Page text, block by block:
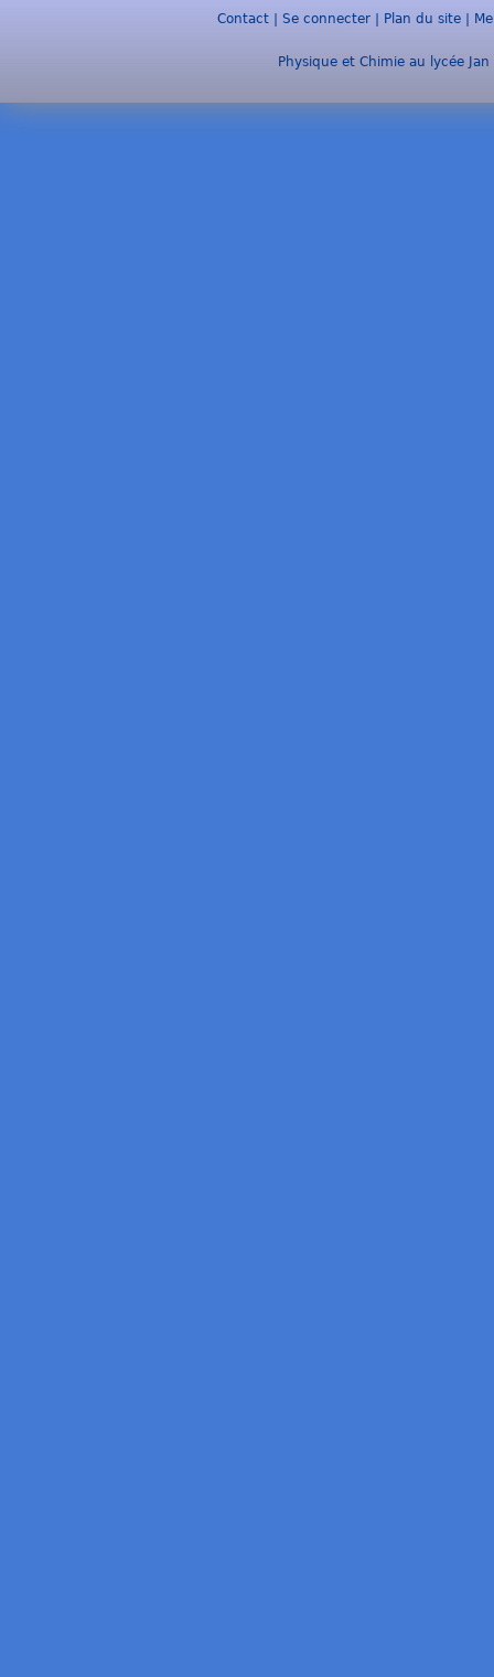
Contact | Se connecter | Plan du site |
Physique et Chimie au lycée